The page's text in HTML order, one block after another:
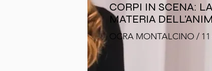
CORPI IN SCENA: LA
MATERIA
OCRA MONTALCINO / 11